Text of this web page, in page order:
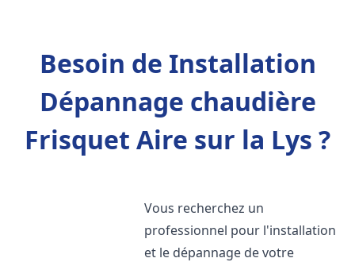
Besoin de Installation
Dépannage chaudière
Frisquet Aire sur la Lys ?
Vous recherchez un
professionnel pour l'installation
et le dépannage de votre